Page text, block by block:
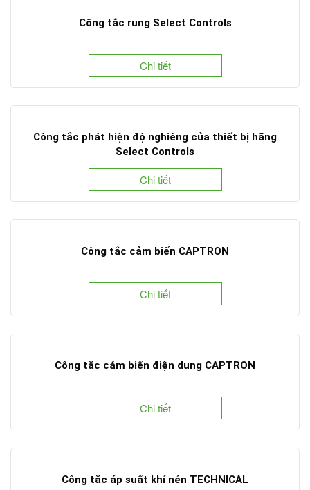
​Công tắc rung Select Controls
Chi tiết
Công tắc phát hiện độ nghiêng của thiết bị hãng
Select Controls
Chi tiết
Công tắc cảm biến CAPTRON
Chi tiết
Công tắc cảm biến điện dung CAPTRON
Chi tiết
Công tắc áp suất khí nén TECHNICAL